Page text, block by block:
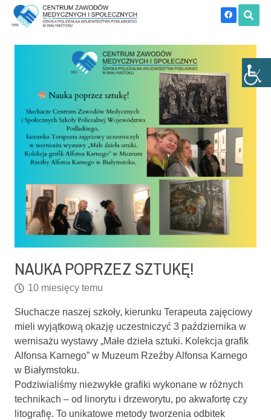
NAUKA POPRZEZ SZTUKĘ!
10 miesięcy temu
Słuchacze naszej szkoły, kierunku Terapeuta zajęciowy
mieli wyjątkową okazję uczestniczyć 3 października w
wernisażu wystawy „Małe dzieła sztuki. Kolekcja grafik
Alfonsa Karnego” w Muzeum Rzeźby Alfonsa Karnego
w Białymstoku.
Podziwialiśmy niezwykłe grafiki wykonane w różnych
technikach – od linorytu i drzeworytu, po akwafortę czy
litografię. To unikatowe metody tworzenia odbitek